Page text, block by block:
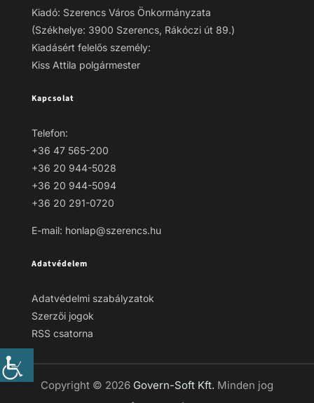
Kiadó: Szerencs Város Önkormányzata
(Székhelye: 3900 Szerencs, Rákóczi út 89.)
Kiadásért felelős személy:
Kiss Attila polgármester
Kapcsolat
Telefon:
+36 47 565-200
+36 20 944-5028
+36 20 944-5094
+36 20 291-0720
E-mail: honlap@szerencs.hu
Adatvédelem
Adatvédelmi szabályzatok
Szerzői jogok
RSS csatorna
Copyright © 2026 Govern-Soft Kft. Minden jog